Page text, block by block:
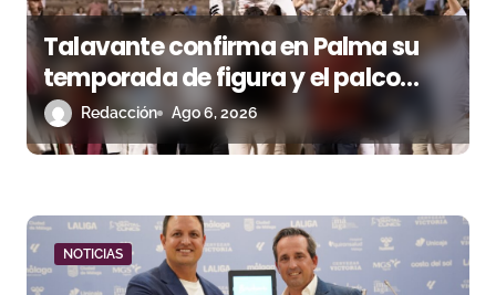
s
Talavante confirma en Palma su
temporada de figura y el palco
niega el premio a Roca Rey
Redacción Ago 6, 2026
NOTICIAS